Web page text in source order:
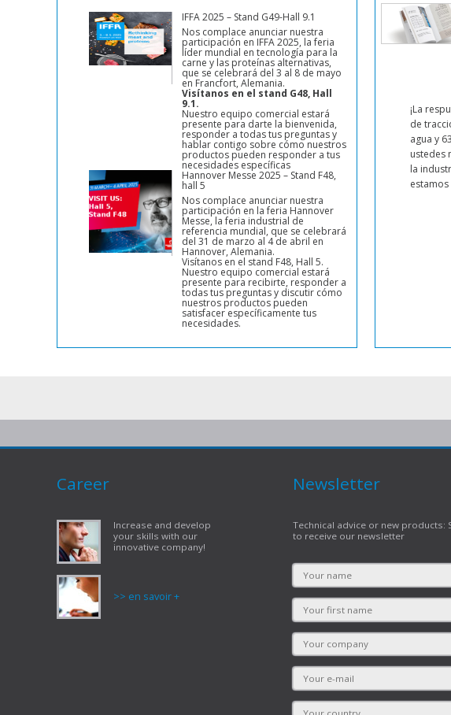
IFFA 2025 – Stand G49-Hall 9.1
Nos complace anunciar nuestra
participación en IFFA 2025, la feria
líder mundial en tecnología para la
carne y las proteínas alternativas,
que se celebrará del 3 al 8 de mayo
en Francfort, Alemania.
Visítanos en el stand G48, Hall
9.1.
Nuestro equipo comercial estará
presente para darte la bienvenida,
responder a todas tus preguntas y
hablar contigo sobre cómo nuestros
productos pueden responder a tus
necesidades específicas
Hannover Messe 2025 – Stand F48,
hall 5
Nos complace anunciar nuestra
participación en la feria Hannover
Messe, la feria industrial de
referencia mundial, que se celebrará
del 31 de marzo al 4 de abril en
Hannover, Alemania.
Visítanos en el stand F48, Hall 5.
Nuestro equipo comercial estará
presente para recibirte, responder a
todas tus preguntas y discutir cómo
nuestros productos pueden
satisfacer específicamente tus
necesidades.
Estudio de caso: Casquería de
ovino
Hacia la optimización de los procesos de
mantenimiento y producción Un matadero de ovejas ha
puesto en marcha un conjunto de bandas
transportadoras constando de dos bandas planas que
transportan entrañas de ovejas. Las bandas
transportadoras están equipadas con compartimentos
sincronizados mediante tacos para mantener separado
cada conjunto de órganos. De esta forma, los operarios
[…]
Lire la suite
¡La
de
agua y
ustedes
la
a
>
Career
Increase and develop
your skills with our
innovative company!
>> en savoir +
Newsletter
Technical advice or new products:
to receive our newsletter